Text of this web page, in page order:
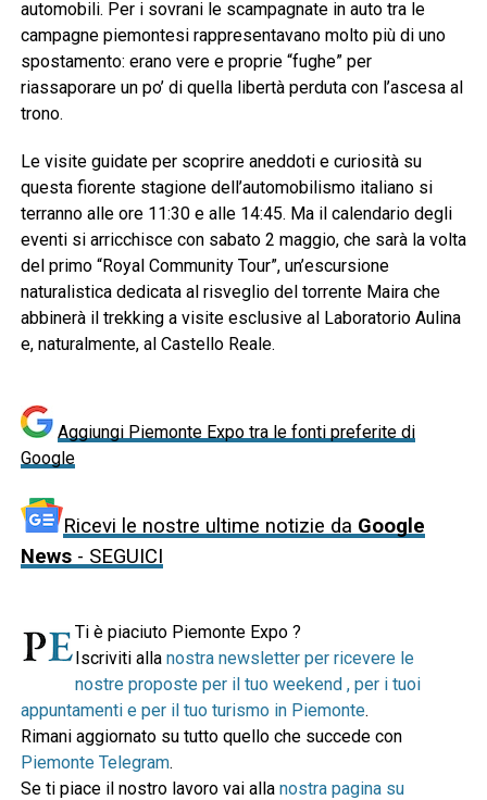
automobili. Per i sovrani le scampagnate in auto tra le
campagne piemontesi rappresentavano molto più di uno
spostamento: erano vere e proprie “fughe” per
riassaporare un po’ di quella libertà perduta con l’ascesa al
trono.
Le visite guidate per scoprire aneddoti e curiosità su
questa fiorente stagione dell’automobilismo italiano si
terranno alle ore 11:30 e alle 14:45. Ma il calendario degli
eventi si arricchisce con sabato 2 maggio, che sarà la volta
del primo “Royal Community Tour”, un’escursione
naturalistica dedicata al risveglio del torrente Maira che
abbinerà il trekking a visite esclusive al Laboratorio Aulina
e, naturalmente, al Castello Reale.
Aggiungi Piemonte Expo tra le fonti preferite di
Google
Ricevi le nostre ultime notizie da Google
News- SEGUICI
Ti è piaciuto Piemonte Expo ?
Iscriviti alla nostra newsletter per ricevere le
nostre proposte per il tuo weekend , per i tuoi
appuntamenti e per il tuo turismo in Piemonte.
Rimani aggiornato su tutto quello che succede con
Piemonte Telegram.
Se ti piace il nostro lavoro vai alla nostra pagina su